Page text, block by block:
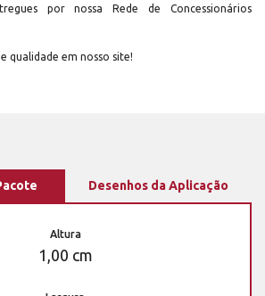
por nossa Rede de Concessionários
qualidade em nosso site!
Desenhos da Aplicação
Altura
1,00 cm